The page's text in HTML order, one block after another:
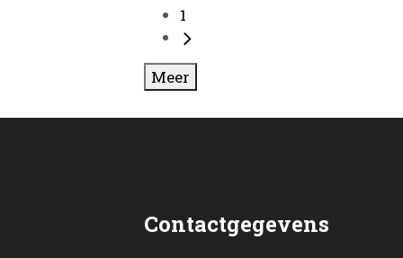
1
Meer
Contactgegevens